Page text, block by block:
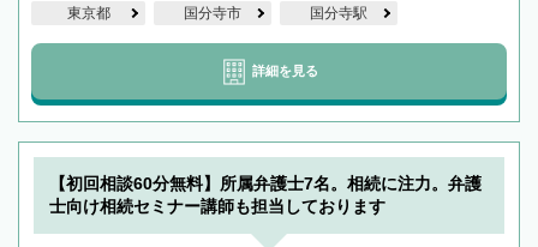
東京都 国分寺市 国分寺駅
詳細を見る
【初回相談60分無料】所属弁護士7名。相続に注力。弁護
士向け相続セミナー講師も担当しております